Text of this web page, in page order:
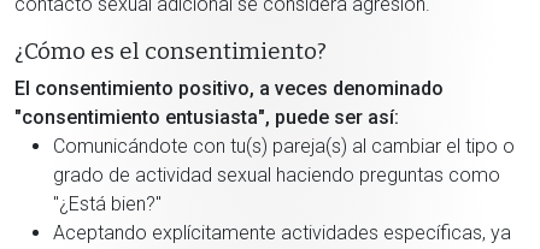
¿Cómo es el consentimiento?
El consentimiento positivo, a veces denominado
"consentimiento entusiasta", puede ser así:
Comunicándote con tu(s) pareja(s) al cambiar el tipo o
grado de actividad sexual haciendo preguntas como
"¿Está bien?"
Aceptando explícitamente actividades específicas, ya